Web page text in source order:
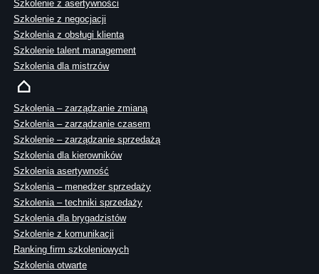
Szkolenie z asertywności
Szkolenie z negocjacji
Szkolenia z obsługi klienta
Szkolenie talent management
Szkolenia dla mistrzów
Szkolenia – zarządzanie zmianą
Szkolenia – zarządzanie czasem
Szkolenie – zarządzanie sprzedażą
Szkolenia dla kierowników
Szkolenia asertywność
Szkolenia – menedżer sprzedaży
Szkolenia – techniki sprzedaży
Szkolenia dla brygadzistów
Szkolenie z komunikacji
Ranking firm szkoleniowych
Szkolenia otwarte